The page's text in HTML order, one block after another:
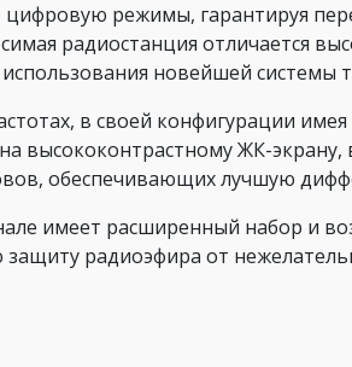
режимы, гарантируя
радиостанция отличается
новейшей системы
в своей конфигурации
высококонтрастному ЖК-
обеспечивающих лучшую
имеет расширенный набор и
радиоэфира от